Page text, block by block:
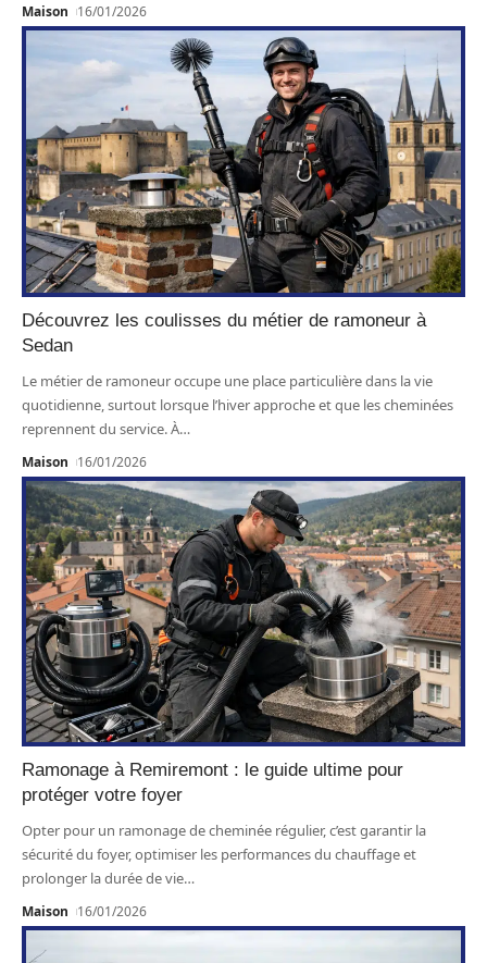
Maison 16/01/2026
Découvrez les coulisses du métier de ramoneur à
Sedan
Le métier de ramoneur occupe une place particulière dans la vie
quotidienne, surtout lorsque l’hiver approche et que les cheminées
reprennent du service. À…
Maison 16/01/2026
Ramonage à Remiremont : le guide ultime pour
protéger votre foyer
Opter pour un ramonage de cheminée régulier, c’est garantir la
sécurité du foyer, optimiser les performances du chauffage et
prolonger la durée de vie…
Maison 16/01/2026